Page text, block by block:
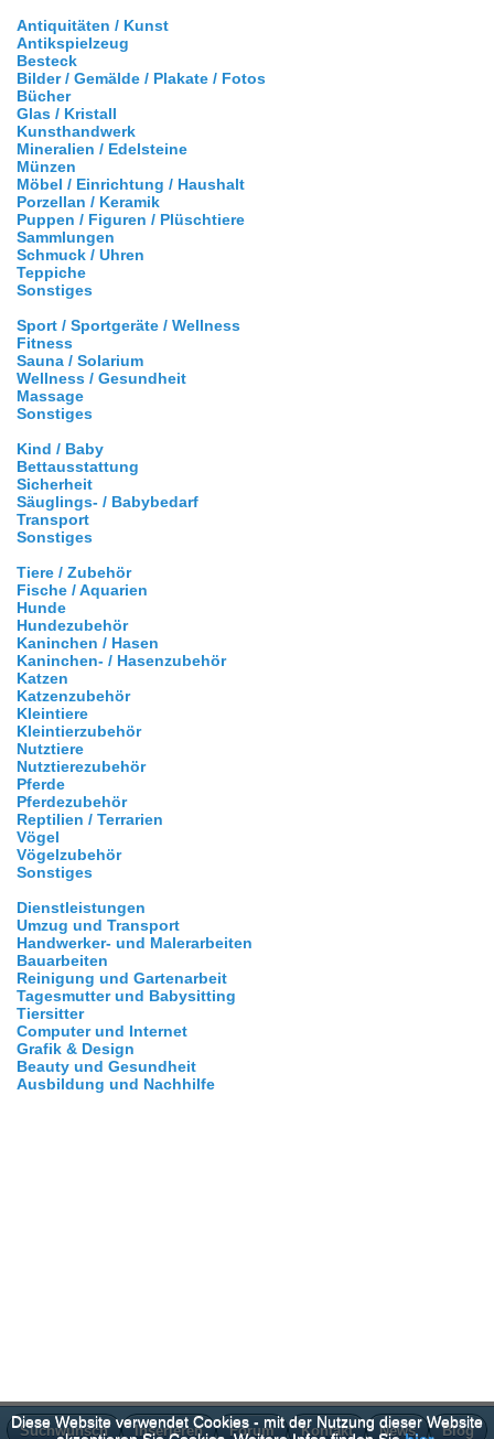
Antiquitäten / Kunst
Antikspielzeug
Besteck
Bilder / Gemälde / Plakate / Fotos
Bücher
Glas / Kristall
Kunsthandwerk
Mineralien / Edelsteine
Münzen
Möbel / Einrichtung / Haushalt
Porzellan / Keramik
Puppen / Figuren / Plüschtiere
Sammlungen
Schmuck / Uhren
Teppiche
Sonstiges
Sport / Sportgeräte / Wellness
Fitness
Sauna / Solarium
Wellness / Gesundheit
Massage
Sonstiges
Kind / Baby
Bettausstattung
Sicherheit
Säuglings- / Babybedarf
Transport
Sonstiges
Tiere / Zubehör
Fische / Aquarien
Hunde
Hundezubehör
Kaninchen / Hasen
Kaninchen- / Hasenzubehör
Katzen
Katzenzubehör
Kleintiere
Kleintierzubehör
Nutztiere
Nutztierezubehör
Pferde
Pferdezubehör
Reptilien / Terrarien
Vögel
Vögelzubehör
Sonstiges
Dienstleistungen
Umzug und Transport
Handwerker- und Malerarbeiten
Bauarbeiten
Reinigung und Gartenarbeit
Tagesmutter und Babysitting
Tiersitter
Computer und Internet
Grafik & Design
Beauty und Gesundheit
Ausbildung und Nachhilfe
Suchwunsch Inserieren Forum Kontakt News Blog
Diese Website verwendet Cookies - mit der Nutzung dieser Website